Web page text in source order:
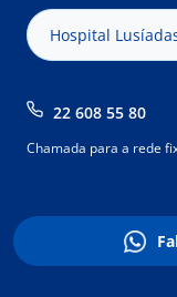
Hospital
22 608 55 80
Chamada para a rede